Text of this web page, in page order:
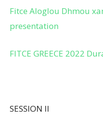
Fitce Aloglou Dhmou
presentation
FITCE GREECE 2022
SESSION II